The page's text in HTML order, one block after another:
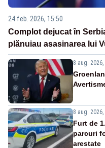
24 feb. 2026, 15:50
Complot dejucat în
plănuiau asasinarea lui
8 aug. 2026,
8 aug. 2026,
Furt de
parcuri
arestate